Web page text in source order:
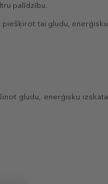
palīdzību.
piešķirot tai gludu, enerģisku
gludu, enerģisku izskata